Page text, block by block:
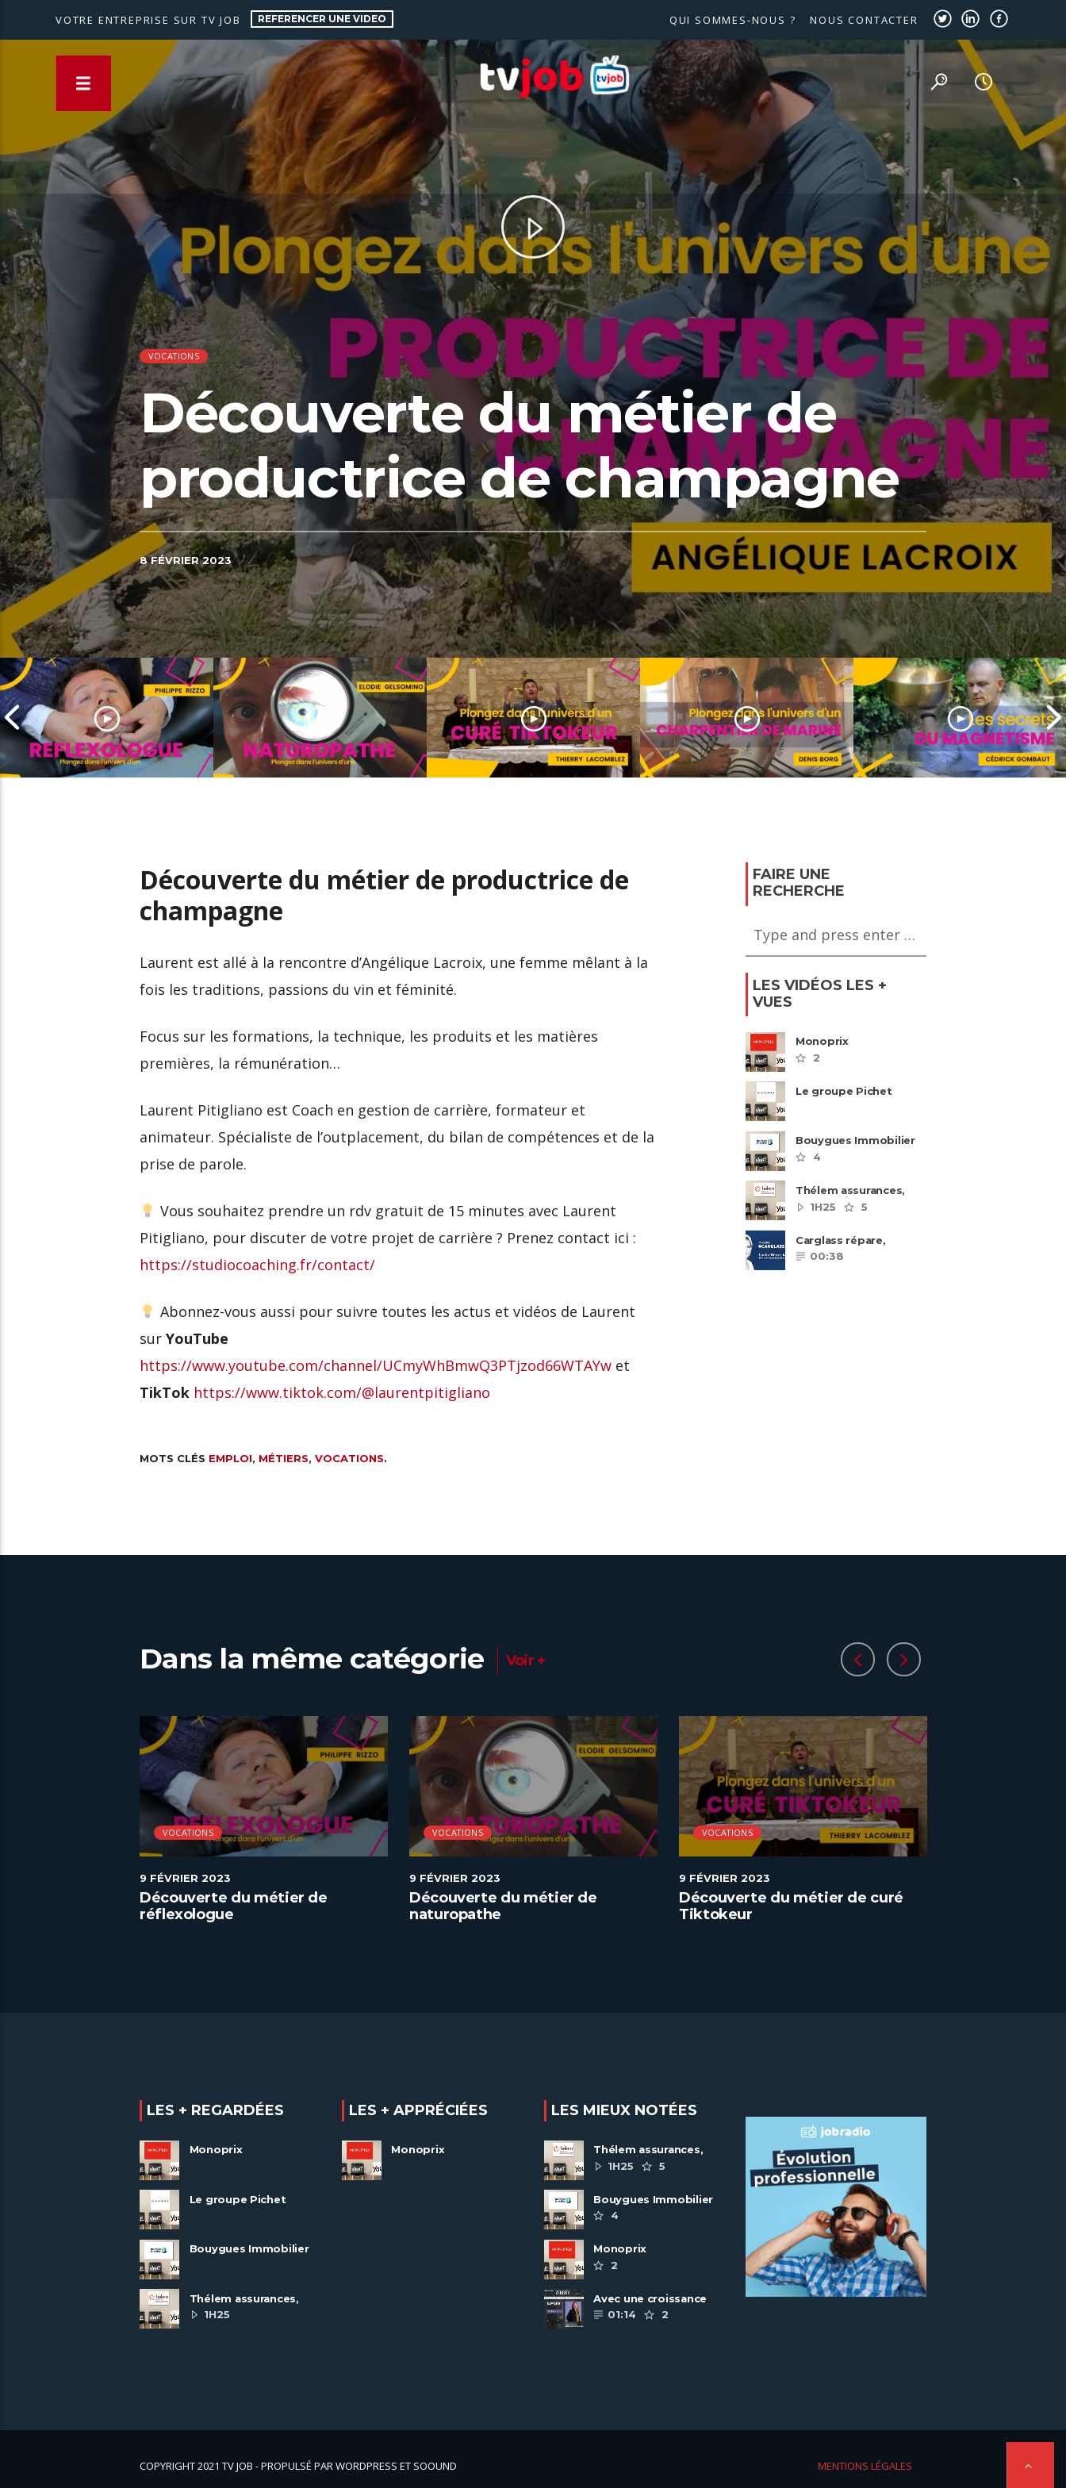
VOTRE ENTREPRISE SUR TV JOB REFERENCER UNE VIDEO NOUS CONTACTER
QUI SOMMES-NOUS ?
VOCATIONS
Découverte du métier de
productrice de champagne
8 FÉVRIER 2023
de naturopathe
de curé Tiktokeur
Découverte du métier de productrice de
champagne
Laurent est allé à la rencontre d’Angélique Lacroix, une femme mêlant à la
fois les traditions, passions du vin et féminité.
Focus sur les formations, la technique, les produits et les matières
premières, la rémunération…
Laurent Pitigliano est Coach en gestion de carrière, formateur et
animateur. Spécialiste de l’outplacement, du bilan de compétences et de la
prise de parole.
Vous souhaitez prendre un rdv gratuit de 15 minutes avec Laurent
Pitigliano, pour discuter de votre projet de carrière ? Prenez contact ici :
https://studiocoaching.fr/contact/
Abonnez-vous aussi pour suivre toutes les actus et vidéos de Laurent
sur YouTube
https://www.youtube.com/channel/UCmyWhBmwQ3PTjzod66WTAYw et
TikTok https://www.tiktok.com/@laurentpitigliano
MOTS CLÉS EMPLOI, MÉTIERS, VOCATIONS.
FAIRE UNE
RECHERCHE
LES VIDÉOS LES +
VUES
Monoprix
2
Le groupe Pichet
Bouygues Immobilier
recrute autour de 8
pôles métiers
4
Thélem assurances,
une politique RH
ambitieuse
1H25 5
Carglass répare,
Carglass remplace et
Carglass embauche
00:38
Dans la même catégorie Voir +
VOCATIONS
9 FÉVRIER 2023
Découverte du métier de
réflexologue
VOCATIONS
9 FÉVRIER 2023
Découverte du métier de
naturopathe
VOCATIONS
9 FÉVRIER 2023
Découverte du métier de curé
Tiktokeur
LES + REGARDÉES
Monoprix
Le groupe Pichet
Bouygues Immobilier
Thélem assurances,
une politique RH
ambitieuse
1H25
LES + APPRÉCIÉES
Monoprix
LES MIEUX NOTÉES
Thélem assurances,
une politique RH
ambitieuse
1H25 5
Bouygues Immobilier
recrute autour de 8
pôles métiers
4
Monoprix
2
Avec une croissance
toujours dynamique, le
groupe Scalian
01:14 2
COPYRIGHT 2021 TV JOB - PROPULSÉ PAR WORDPRESS ET SOOUND MENTIONS LÉGALES